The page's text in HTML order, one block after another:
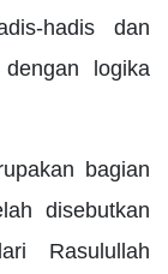
hadis dan
logika
bagian
disebutkan
Rasulullah